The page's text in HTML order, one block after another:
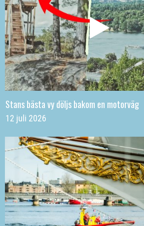
Stans bästa vy döljs bakom en motorväg
12 juli 2026